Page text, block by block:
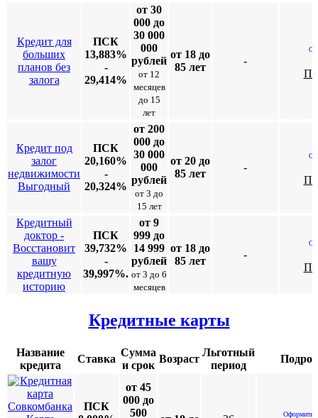
Кредит для
больших
планов без
залога
ПСК
13,883%
-
29,414%
от 30
000 до
30 000
000
рублей
от 12
месяцев
до 15
лет
от 18 до
85 лет
-
Кредит под
залог
недвижимости
Выгодный
ПСК
20,160%
-
20,324%
от 200
000 до
30 000
000
рублей
от 3 до
15 лет
от 20 до
85 лет
-
Кредитный
доктор -
Восстановит
вашу
кредитную
историю
ПСК
39,732%
-
39,997%.
от 9
999 до
14 999
рублей
от 3 до 6
месяцев
от 18 до
85 лет
-
Кредитные карты
Название
кредита
Ставка
Сумма
и срок
Возраст
Льготный
период
ПСК
от 45
000 до
500
Оформить